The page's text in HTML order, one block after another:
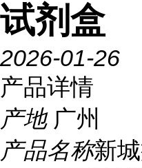
试剂盒
2026-01-26
产品详情
产地 广州
产品名称新